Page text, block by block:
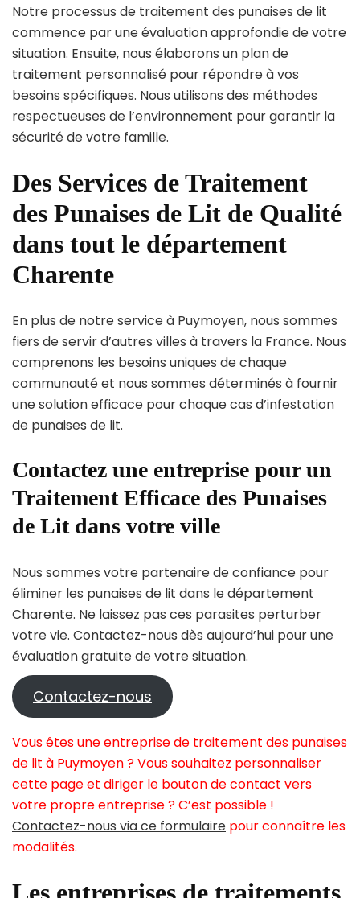
Notre processus de traitement des punaises de lit
commence par une évaluation approfondie de votre
situation. Ensuite, nous élaborons un plan de
traitement personnalisé pour répondre à vos
besoins spécifiques. Nous utilisons des méthodes
respectueuses de l’environnement pour garantir la
sécurité de votre famille.
Des Services de Traitement
des Punaises de Lit de Qualité
dans tout le département
Charente
En plus de notre service à Puymoyen, nous sommes
fiers de servir d’autres villes à travers la France. Nous
comprenons les besoins uniques de chaque
communauté et nous sommes déterminés à fournir
une solution efficace pour chaque cas d’infestation
de punaises de lit.
Contactez une entreprise pour un
Traitement Efficace des Punaises
de Lit dans votre ville
Nous sommes votre partenaire de confiance pour
éliminer les punaises de lit dans le département
Charente. Ne laissez pas ces parasites perturber
votre vie. Contactez-nous dès aujourd’hui pour une
évaluation gratuite de votre situation.
Contactez-nous
Vous êtes une entreprise de traitement des punaises
de lit à Puymoyen ? Vous souhaitez personnaliser
cette page et diriger le bouton de contact vers
votre propre entreprise ? C’est possible !
Contactez-nous via ce formulaire pour connaître les
modalités.